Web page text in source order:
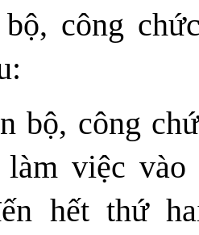
công
bộ, công
làm việc
hết thứ